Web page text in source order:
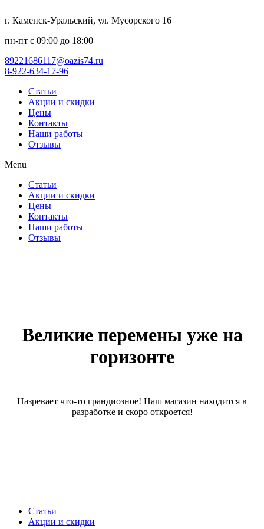
г. Каменск-Уральский, ул. Мусорского 16
пн-пт с 09:00 до 18:00
89221686117@oazis74.ru
8-922-634-17-96
Статьи
Акции и скидки
Цены
Контакты
Наши работы
Отзывы
Menu
Статьи
Акции и скидки
Цены
Контакты
Наши работы
Отзывы
Великие перемены уже на
горизонте
Назревает что-то грандиозное! Наш магазин находится в
разработке и скоро откроется!
Статьи
Акции и скидки